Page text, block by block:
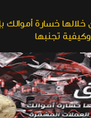
خسارة أموالك
تجنبها